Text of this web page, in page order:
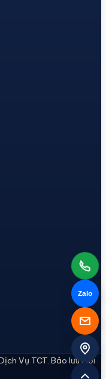
Vụ TCT. Bảo lưu mọi
Zalo